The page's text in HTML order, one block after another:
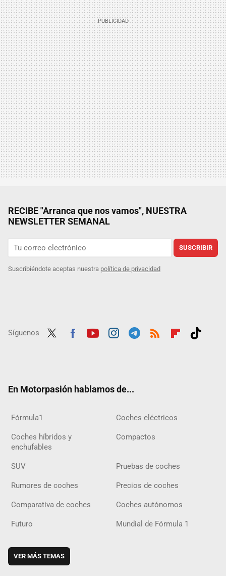
RECIBE "Arranca que nos vamos", NUESTRA
NEWSLETTER SEMANAL
SUSCRIBIR
Suscribiéndote aceptas nuestra política de privacidad
Síguenos
En Motorpasión hablamos de...
Fórmula1 Coches eléctricos
Coches híbridos y
enchufables
Compactos
SUV Pruebas de coches
Rumores de coches Precios de coches
Comparativa de coches Coches autónomos
Futuro Mundial de Fórmula 1
VER MÁS TEMAS